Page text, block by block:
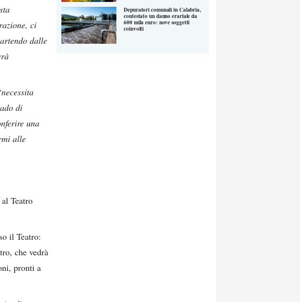
ci
dalle
necessita
di
una
alle
Teatro
il Teatro:
che vedrà
pronti a
Depuratori comunali in Calabria,
contestato un danno erariale da
600 mila euro: nove soggetti
coinvolti